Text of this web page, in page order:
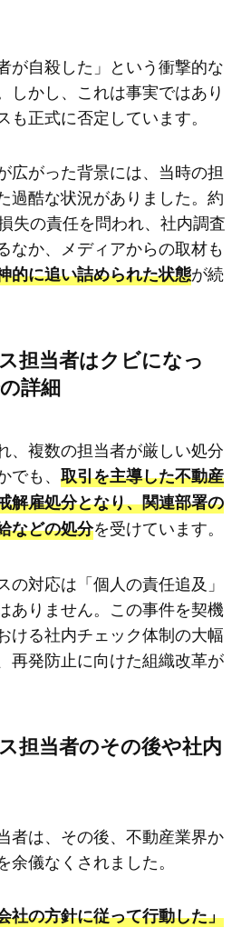
が自殺した」という衝撃的な
しかし、これは事実ではあり
も正式に否定しています。
広がった背景には、当時の担
過酷な状況がありました。約
失の責任を問われ、社内調査
なか、メディアからの取材も
的に追い詰められた状態が続
担当者はクビになっ
詳細
、複数の担当者が厳しい処分
も、 取引を主導した不動産
解雇処分となり、関連部署の
などの処分を受けています。
の対応は「個人の責任追及」
ありません。この事件を契機
ける社内チェック体制の大幅
再発防止に向けた組織改革が
担当者のその後や社内
者は、その後、不動産業界か
余儀なくされました。
社の方針に従って行動した」